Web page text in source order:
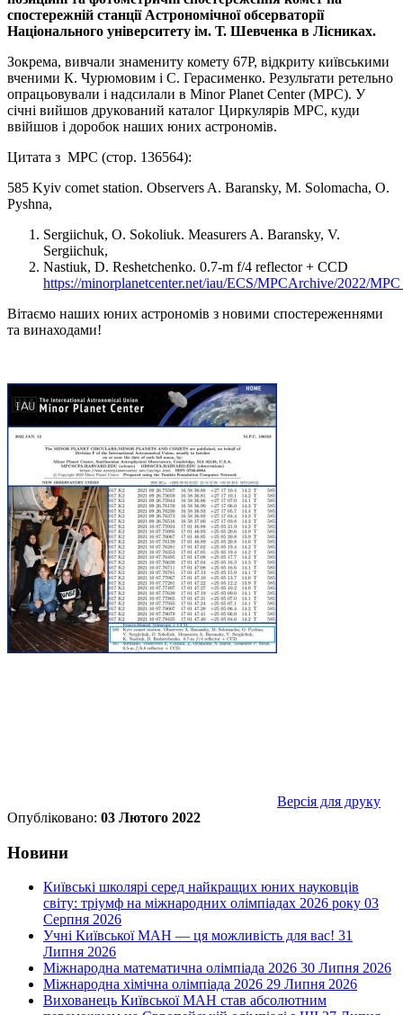
спостережній станції Астрономічної обсерваторії
Національного університету ім. Т. Шевченка в Лісниках.
Зокрема, вивчали знамениту комету 67Р, відкриту київськими
вченими К. Чурюмовим і С. Герасименко. Результати ретельно
опрацьовували і надсилали в Minor Planet Center (MPC). У
січні вийшов друкований каталог Циркулярів МРС, куди
ввійшов і доробок наших юних астрономів.
Цитата з MPC (стор. 136564):
585 Kyiv comet station. Observers A. Baransky, M. Solomacha, O.
Pyshna,
Sergiichuk, O. Sokoliuk. Measurers A. Baransky, V.
Sergiichuk,
Nastiuk, D. Reshetchenko. 0.7-m f/4 reflector + CCD
https://minorplanetcenter.net/iau/ECS/MPCArchive/2022/
Вітаємо наших юних астрономів з новими спостереженнями
та винаходами!
Версія для друку
Опубліковано: 03 Лютого 2022
Новини
Київські школярі серед найкращих юних науковців
світу: тріумф на міжнародних олімпіадах 2026 року 03
Серпня 2026
Учні Київської МАН — ця можливість для вас! 31
Липня 2026
Міжнародна математична олімпіада 2026 30 Липня 2026
Міжнародна хімічна олімпіада 2026 29 Липня 2026
Вихованець Київської МАН став абсолютним